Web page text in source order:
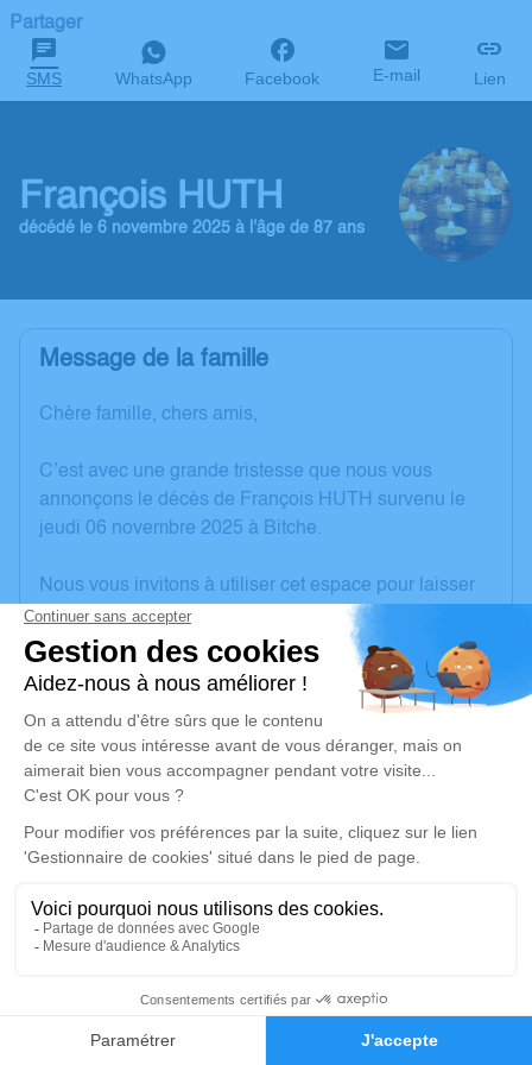
Faire-part Hommages
Partager
SMS WhatsApp Facebook E-mail Lien
François HUTH
décédé le 6 novembre 2025 à l'âge de 87 ans
Message de la famille
Chère famille, chers amis,
C’est avec une grande tristesse que nous vous
annonçons le décès de François HUTH survenu le
jeudi 06 novembre 2025 à Bitche.
Nous vous invitons à utiliser cet espace pour laisser
vos condoléances, partager des photos souvenirs,
une anecdote ou exprimer vos pensées à travers des
poèmes ou des textes. Cet endroit est un lieu
d'expression dédié à honorer la mémoire de François
HUTH.
Un service de plantation d’arbre hommage est
disponible ici.
Je rends hommage
Cérémonie religieuse
Église Saint Bernard de Reyersviller